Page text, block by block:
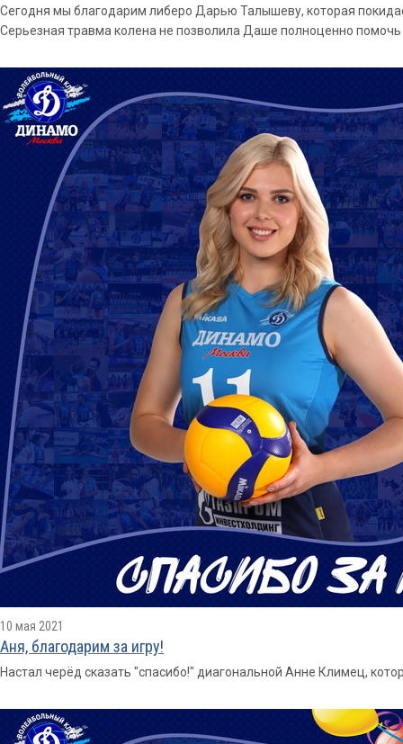
Сегодня мы благодарим либеро Дарью Талышеву, которая
Серьезная травма колена не позволила Даше полноценно
10 мая 2021
Аня, благодарим за игру!
Настал черёд сказать "спасибо!" диагональной Анне Климец,